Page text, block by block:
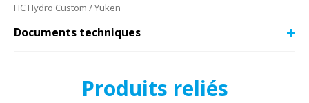
HC Hydro Custom / Yuken
Documents techniques
Produits reliés